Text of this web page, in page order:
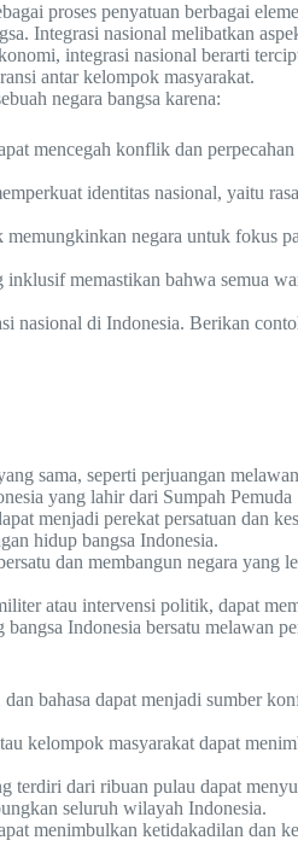
proses penyatuan berbagai
Integrasi nasional melibatkan
integrasi nasional berarti
antar kelompok masyarakat.
negara bangsa karena:
mencegah konflik dan
identitas nasional, yaitu
negara untuk fokus
memastikan bahwa semua
nasional di Indonesia. Berikan
sama, seperti perjuangan
yang lahir dari Sumpah Pemuda
menjadi perekat persatuan dan
hidup bangsa Indonesia.
dan membangun negara yang
atau intervensi politik, dapat
Indonesia bersatu melawan
dan bahasa dapat menjadi sumber
kelompok masyarakat dapat
terdiri dari ribuan pulau dapat
seluruh wilayah Indonesia.
menimbulkan ketidakadilan dan